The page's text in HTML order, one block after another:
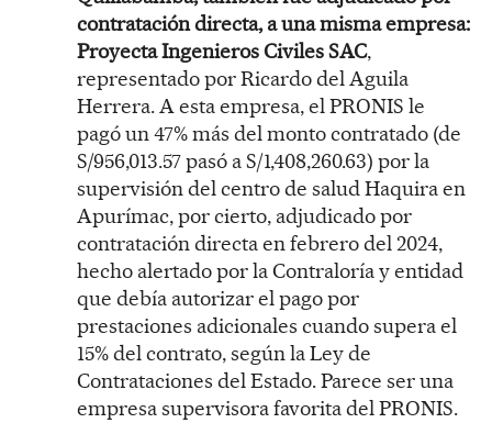
contratación directa, a una misma empresa:
Proyecta Ingenieros Civiles SAC,
representado por Ricardo del Aguila
Herrera. A esta empresa, el PRONIS le
pagó un 47% más del monto contratado (de
S/956,013.57 pasó a S/1,408,260.63) por la
supervisión del centro de salud Haquira en
Apurímac, por cierto, adjudicado por
contratación directa en febrero del 2024,
hecho alertado por la Contraloría y entidad
que debía autorizar el pago por
prestaciones adicionales cuando supera el
15% del contrato, según la Ley de
Contrataciones del Estado. Parece ser una
empresa supervisora favorita del PRONIS.